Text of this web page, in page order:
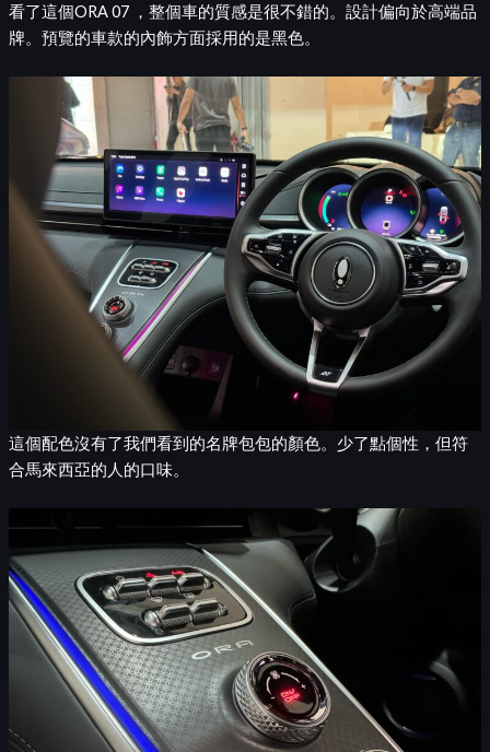
看了這個ORA 07 ，整個車的質感是很不錯的。設計偏向於高端品
牌。預覽的車款的內飾方面採用的是黑色。
這個配色沒有了我們看到的名牌包包的顏色。少了點個性，但符
合馬來西亞的人的口味。